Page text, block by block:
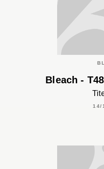
Bleach -
14/